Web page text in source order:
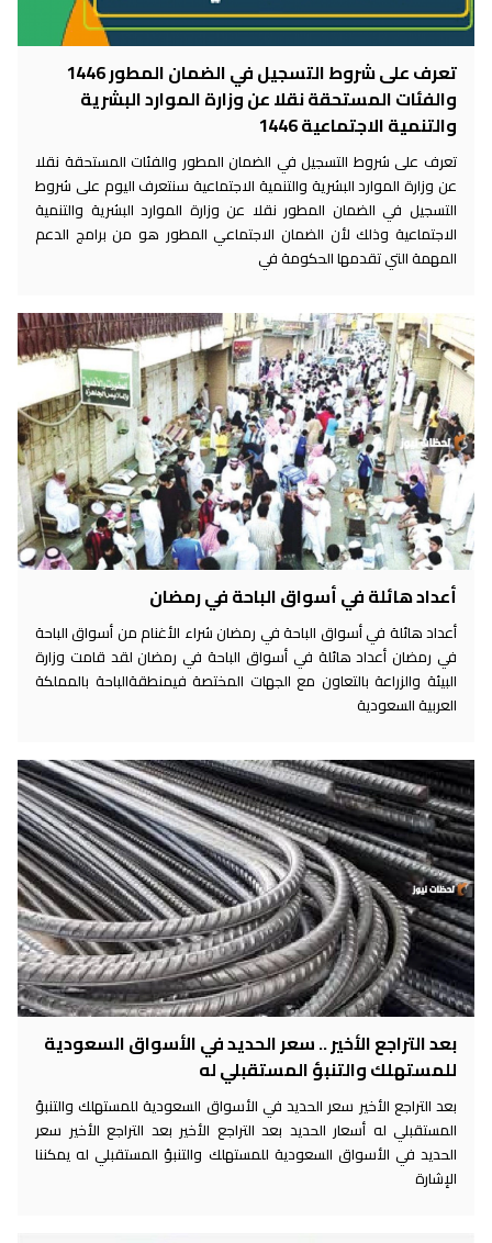
تعرف على شروط التسجيل في الضمان المطور 1446
والفئات المستحقة نقلا عن وزارة الموارد البشرية
والتنمية الاجتماعية 1446
تعرف على شروط التسجيل في الضمان المطور والفئات المستحقة نقلا
عن وزارة الموارد البشرية والتنمية الاجتماعية سنتعرف اليوم على شروط
التسجيل في الضمان المطور نقلا عن وزارة الموارد البشرية والتنمية
الاجتماعية وذلك لأن الضمان الاجتماعي المطور هو من برامج الدعم
المهمة التي تقدمها الحكومة في
أعداد هائلة في أسواق الباحة في رمضان
أعداد هائلة في أسواق الباحة في رمضان شراء الأغنام من أسواق الباحة
في رمضان أعداد هائلة في أسواق الباحة في رمضان لقد قامت وزارة
البيئة والزراعة بالتعاون مع الجهات المختصة فيمنطقةالباحة بالمملكة
العربية السعودية
بعد التراجع الأخير .. سعر الحديد في الأسواق السعودية
للمستهلك والتنبؤ المستقبلي له
بعد التراجع الأخير سعر الحديد في الأسواق السعودية للمستهلك والتنبؤ
المستقبلي له أسعار الحديد بعد التراجع الأخير بعد التراجع الأخير سعر
الحديد في الأسواق السعودية للمستهلك والتنبؤ المستقبلي له يمكننا
الإشارة